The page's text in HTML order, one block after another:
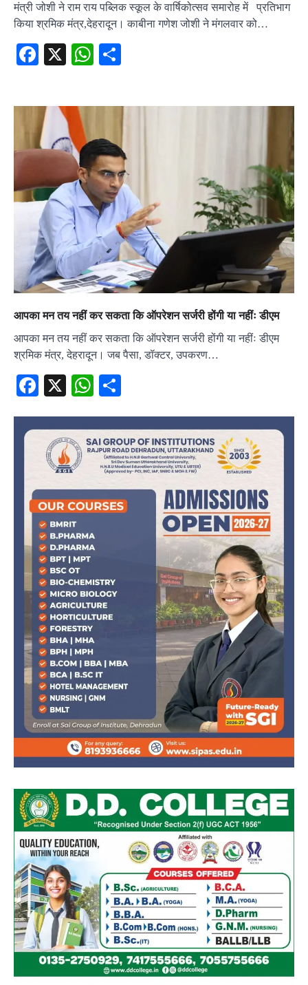
मंत्री जोशी ने राम राय पब्लिक स्कूल के वार्षिकोत्सव समारोह में प्रतिभाग
किया श्रमिक मंत्र,देहरादून। काबीना गणेश जोशी ने मंगलवार को…
Facebook
X WhatsApp
आपका मन तय नहीं कर सकता कि ऑपरेशन सर्जरी होंगी या नहींः डीएम
आपका मन तय नहीं कर सकता कि ऑपरेशन सर्जरी होंगी या नहींः डीएम
श्रमिक मंत्र, देहरादून। जब पैसा, डॉक्टर, उपकरण…
Facebook
X WhatsApp